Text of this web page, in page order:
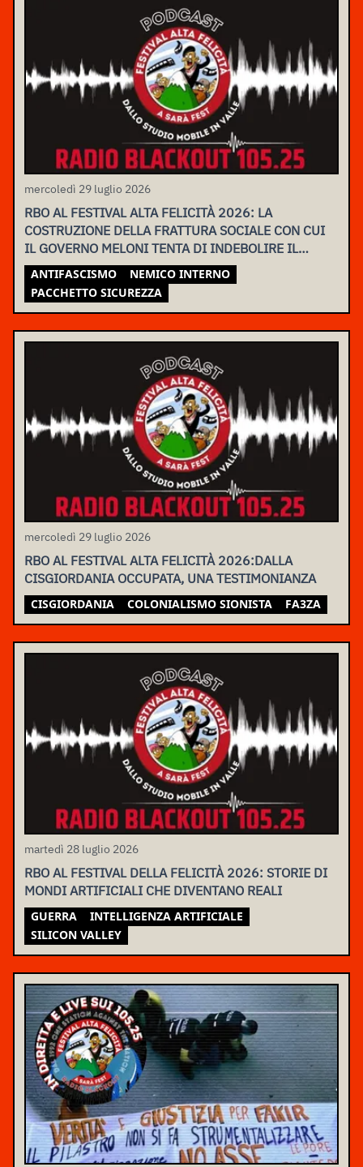
mercoledì 29 luglio 2026
RBO AL FESTIVAL ALTA FELICITÀ 2026: LA
COSTRUZIONE DELLA FRATTURA SOCIALE CON CUI
IL GOVERNO MELONI TENTA DI INDEBOLIRE IL
MOVIMENTO
ANTIFASCISMO
NEMICO INTERNO
PACCHETTO SICUREZZA
mercoledì 29 luglio 2026
RBO AL FESTIVAL ALTA FELICITÀ 2026:DALLA
CISGIORDANIA OCCUPATA, UNA TESTIMONIANZA
CISGIORDANIA COLONIALISMO SIONISTA FA3ZA
martedì 28 luglio 2026
RBO AL FESTIVAL DELLA FELICITÀ 2026: STORIE DI
MONDI ARTIFICIALI CHE DIVENTANO REALI
GUERRA
INTELLIGENZA ARTIFICIALE
SILICON VALLEY